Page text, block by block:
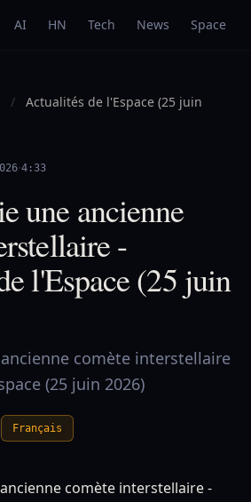
AI HN Tech News Space
/
Actualités de l'Espace (25 juin
·4:33
une ancienne
-
l'Espace (25 juin
comète interstellaire
(25 juin 2026)
Français